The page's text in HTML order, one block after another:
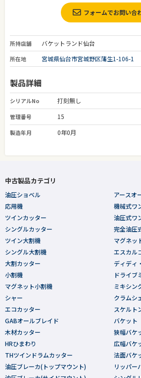
フォームでお問い合
所持店舗 バケットランド仙台
所在地 宮城県仙台市宮城野区蒲生1-106-1
製品詳細
シリアルNo 打刻無し
管理番号 15
製造年月 0年0月
中古製品カテゴリ
油圧ショベル
応用機
ツインカッター
シングルカッター
ツイン大割機
シングル大割機
大割カッター
小割機
マグネット小割機
シャー
エコカッター
GABオールブレイド
木材カッター
HRひまわり
THツインドラムカッター
油圧ブレーカ(トップマウント)
アースオ
機械式ワ
油圧式ワ
完全油圧
マグネッ
エスカル
ディディ
ドライブ
ミキシン
クラムシ
スケルト
バケット
狭幅バケ
広幅バケ
法面バケ
リッパー